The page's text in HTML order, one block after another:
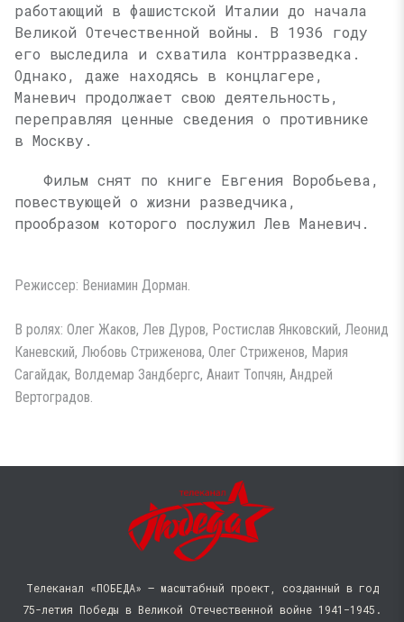
работающий в фашистской Италии до начала
Великой Отечественной войны. В 1936 году
его выследила и схватила контрразведка.
Однако, даже находясь в концлагере,
Маневич продолжает свою деятельность,
переправляя ценные сведения о противнике
в Москву.
Фильм снят по книге Евгения Воробьева,
повествующей о жизни разведчика,
прообразом которого послужил Лев Маневич.
Режиссер: Вениамин Дорман.
В ролях: Олег Жаков, Лев Дуров, Ростислав Янковский, Леонид
Каневский, Любовь Стриженова, Олег Стриженов, Мария
Сагайдак, Волдемар Зандбергс, Анаит Топчян, Андрей
Вертоградов.
Телеканал «ПОБЕДА» — масштабный проект, созданный в год
75-летия Победы в Великой Отечественной войне 1941−1945.